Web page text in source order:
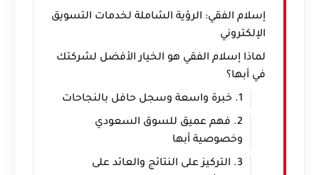
إسلام الفقي: الرؤية الشاملة لخدمات التسويق
الإلكتروني
لماذا إسلام الفقي هو الخيار الأفضل لشركتك
في أبها؟
1. خبرة واسعة وسجل حافل بالنجاحات
2. فهم عميق للسوق السعودي
وخصوصية أبها
3. التركيز على النتائج والعائد على